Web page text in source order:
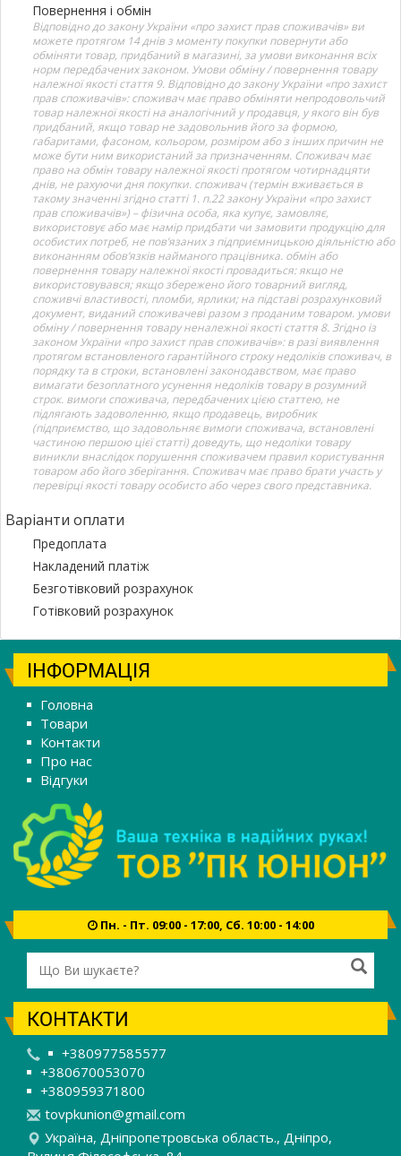
Повернення і обмін
Відповідно до закону України «про захист прав споживачів» ви
можете протягом 14 днів з моменту покупки повернути або
обміняти товар, придбаний в магазині, за умови виконання всіх
норм передбачених законом. Умови обміну / повернення товару
належної якості стаття 9. Відповідно до закону України «про захист
прав споживачів»: споживач має право обміняти непродовольчий
товар належної якості на аналогічний у продавця, у якого він був
придбаний, якщо товар не задовольнив його за формою,
габаритами, фасоном, кольором, розміром або з інших причин не
може бути ним використаний за призначенням. Споживач має
право на обмін товару належної якості протягом чотирнадцяти
днів, не рахуючи дня покупки. споживач (термін вживається в
такому значенні згідно статті 1. п.22 закону України «про захист
прав споживачів») – фізична особа, яка купує, замовляє,
використовує або має намір придбати чи замовити продукцію для
особистих потреб, не пов’язаних з підприємницькою діяльністю або
виконанням обов’язків найманого працівника. обмін або
повернення товару належної якості провадиться: якщо не
використовувався; якщо збережено його товарний вигляд,
споживчі властивості, пломби, ярлики; на підставі розрахунковий
документ, виданий споживачеві разом з проданим товаром. умови
обміну / повернення товару неналежної якості стаття 8. Згідно із
законом України «про захист прав споживачів»: в разі виявлення
протягом встановленого гарантійного строку недоліків споживач, в
порядку та в строки, встановлені законодавством, має право
вимагати безоплатного усунення недоліків товару в розумний
строк. вимоги споживача, передбачених цією статтею, не
підлягають задоволенню, якщо продавець, виробник
(підприємство, що задовольняє вимоги споживача, встановлені
частиною першою цієї статті) доведуть, що недоліки товару
виникли внаслідок порушення споживачем правил користування
товаром або його зберігання. Споживач має право брати участь у
перевірці якості товару особисто або через свого представника.
Варіанти оплати
Предоплата
Накладений платіж
Безготівковий розрахунок
Готівковий розрахунок
ІНФОРМАЦІЯ
Головна
Товари
Контакти
Про нас
Відгуки
Пн. - Пт. 09:00 - 17:00, Сб. 10:00 - 14:00
КОНТАКТИ
+380977585577
+380670053070
+380959371800
tovpkunion@gmail.com
Україна, Дніпропетровська область., Дніпро,